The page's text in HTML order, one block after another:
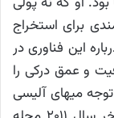
برای استخراج
این فناوری در
و عمق درکی را
میهای آلیسی